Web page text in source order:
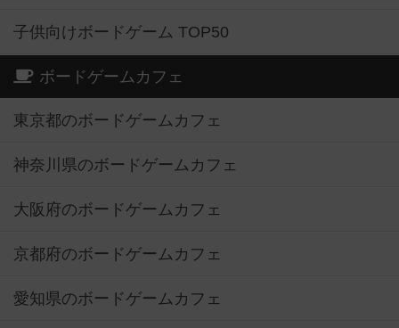
子供向けボードゲーム TOP50
ボードゲームカフェ
東京都のボードゲームカフェ
神奈川県のボードゲームカフェ
大阪府のボードゲームカフェ
京都府のボードゲームカフェ
愛知県のボードゲームカフェ